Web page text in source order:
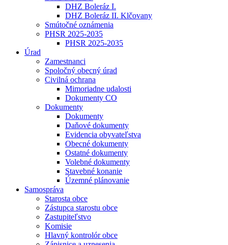
DHZ Boleráz I.
DHZ Boleráz II. Klčovany
Smútočné oznámenia
PHSR 2025-2035
PHSR 2025-2035
Úrad
Zamestnanci
Spoločný obecný úrad
Civilná ochrana
Mimoriadne udalosti
Dokumenty CO
Dokumenty
Dokumenty
Daňové dokumenty
Evidencia obyvateľstva
Obecné dokumenty
Ostatné dokumenty
Volebné dokumenty
Stavebné konanie
Územné plánovanie
Samospráva
Starosta obce
Zástupca starostu obce
Zastupiteľstvo
Komisie
Hlavný kontrolór obce